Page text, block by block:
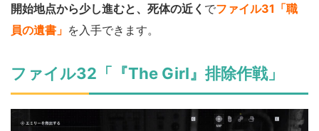
開始地点から少し進むと、死体の近く でファイル31「職
員の遺書」 を入手できます。
ファイル32「『The Girl』排除作戦」